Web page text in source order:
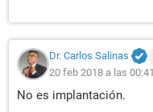
Dr. Carlos Salinas
20 feb 2018 a las 00:41
No es implantación.